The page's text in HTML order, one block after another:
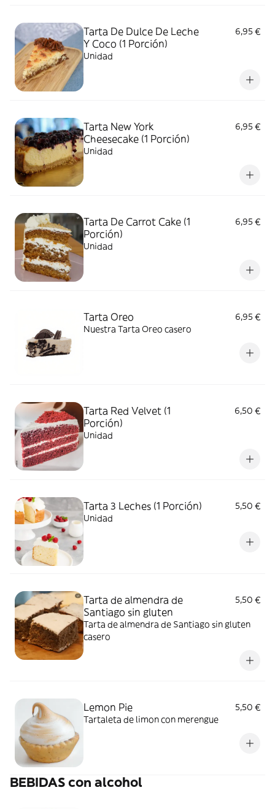
Tarta De Dulce De Leche
Y Coco (1 Porción)
6,95 €
Unidad
Tarta New York
Cheesecake (1 Porción)
6,95 €
Unidad
Tarta De Carrot Cake (1
Porción)
6,95 €
Unidad
Tarta Oreo
6,95 €
Nuestra Tarta Oreo casero
Tarta Red Velvet (1
Porción)
6,50 €
Unidad
Tarta 3 Leches (1 Porción)
5,50 €
Unidad
Tarta de almendra de
Santiago sin gluten
5,50 €
Tarta de almendra de Santiago sin gluten
casero
Lemon Pie
5,50 €
Tartaleta de limon con merengue
BEBIDAS con alcohol